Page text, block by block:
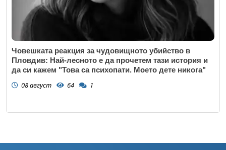
Човешката реакция за чудовищното убийство в
Пловдив: Най-лесното е да прочетем тази история и
да си кажем "Това са психопати. Моето дете никога"
08 август 64 1